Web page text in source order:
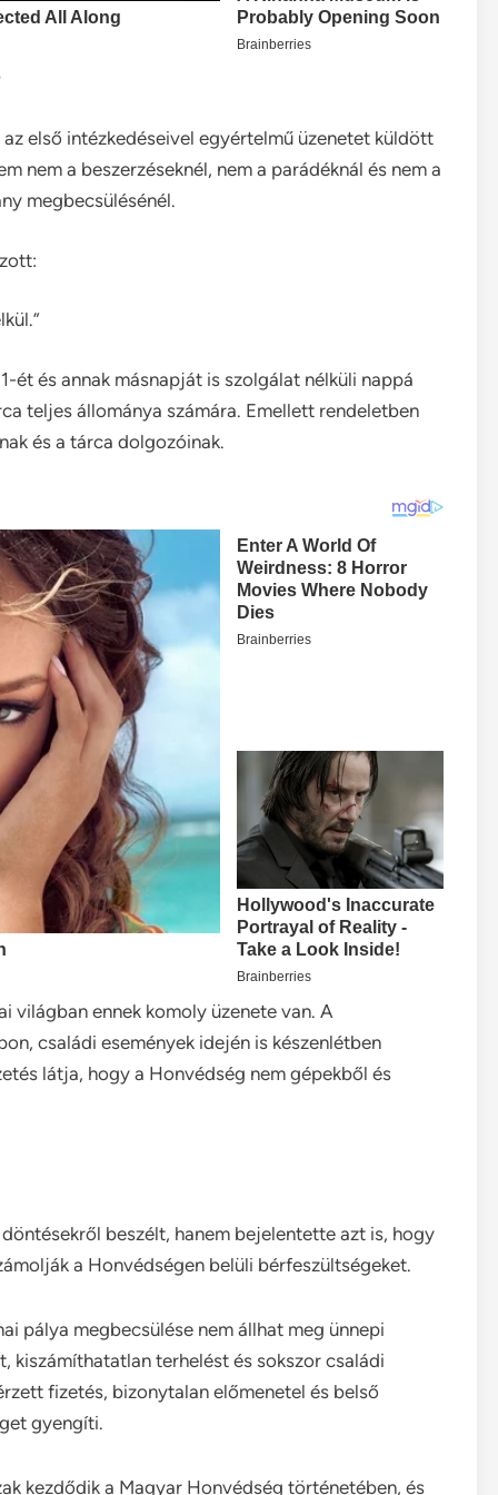
első intézkedéseivel egyértelmű üzenetet küldött
nem a beszerzéseknél, nem a parádéknál és nem a
megbecsülésénél.
ét és annak másnapját is szolgálat nélküli nappá
teljes állománya számára. Emellett rendeletben
és a tárca dolgozóinak.
világban ennek komoly üzenete van. A
családi események idején is készenlétben
látja, hogy a Honvédség nem gépekből és
beszélt, hanem bejelentette azt is, hogy
a Honvédségen belüli bérfeszültségeket.
pálya megbecsülése nem állhat meg ünnepi
kiszámíthatatlan terhelést és sokszor családi
fizetés, bizonytalan előmenetel és belső
gyengíti.
kezdődik a Magyar Honvédség történetében, és